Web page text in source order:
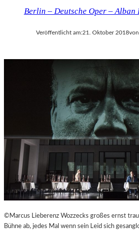
Berlin – Deutsche Oper – Alban
Veröffentlicht am:21. Oktober 2018von
©Marcus Lieberenz Wozzecks großes ernst
Bühne ab, jedes Mal wenn sein Leid sich